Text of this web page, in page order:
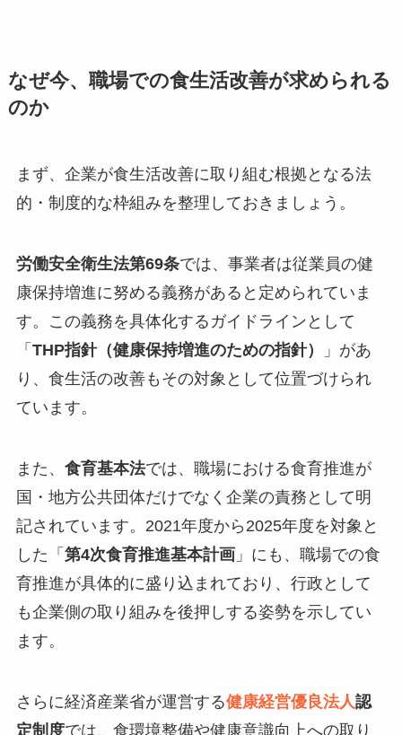
なぜ今、職場での食生活改善が求められる
のか
まず、企業が食生活改善に取り組む根拠となる法
的・制度的な枠組みを整理しておきましょう。
労働安全衛生法第69条では、事業者は従業員の健
康保持増進に努める義務があると定められていま
す。この義務を具体化するガイドラインとして
「 THP指針（健康保持増進のための指針）
」があ
り、食生活の改善もその対象として位置づけられ
ています。
また、 食育基本法では、職場における食育推進が
国・地方公共団体だけでなく企業の責務として明
記されています。2021年度から2025年度を対象と
した「 第4次食育推進基本計画」にも、職場での食
育推進が具体的に盛り込まれており、行政として
も企業側の取り組みを後押しする姿勢を示してい
ます。
さらに経済産業省が運営する健康経営優良法人認
定制度では、食環境整備や健康意識向上への取り